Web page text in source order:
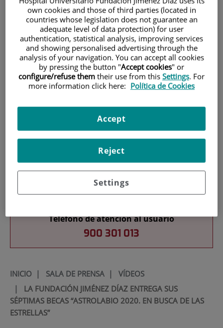
Investigación
Docencia
Teléfono de atención al usuario
900 301 013
INICIO| SALA DE PRENSA| VÍDEOS
| LA FUNDACIÓN JIMÉNEZ DÍAZ ENTREGA SUS
SÉPTIMAS BECAS “ASTROLABIO 2020. EN BUSCA DE LAS
ESTRELLAS”
own cookies and those of third parties (located in
countries whose legislation does not guarantee an
adequate level of data protection) for user
authentication, statistical analysis, improving services
and showing personalised advertising through the
analysis of your navigation. You can accept all cookies
by pressing the button "Accept cookies" or
configure/refuse them their use from this Settings. For
more information click here: Política de Cookies
Settings
Reject
Accept